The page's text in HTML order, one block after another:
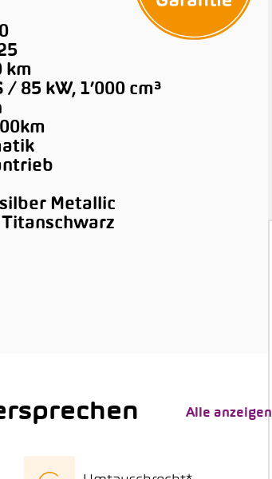
km
/ 85 kW, 1’000 cm³
Metallic
Titanschwarz
Alle anzeigen